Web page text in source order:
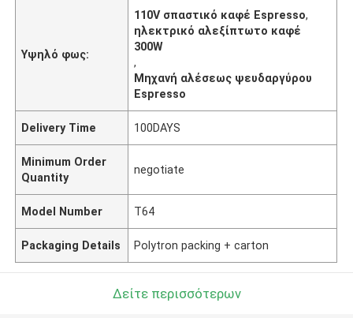
Υψηλό φως:
110V σπαστικό καφέ Espresso,
ηλεκτρικό αλεξίπτωτο καφέ
300W
,
Μηχανή αλέσεως ψευδαργύρου
Espresso
Delivery Time 100DAYS
Minimum Order
Quantity
negotiate
Model Number T64
Packaging Details Polytron packing + carton
Δείτε περισσότερων